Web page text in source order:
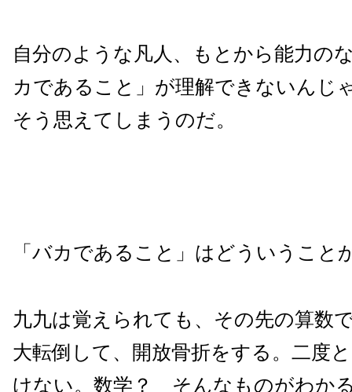
自分のような凡人、もとから能力の
カであること」が理解できないんじ
そう思えてしまうのだ。
「バカであること」はどういうこと
九九は覚えられても、その先の算数
大転倒して、開放骨折をする。二度
けない。数学？ そんなものがわか